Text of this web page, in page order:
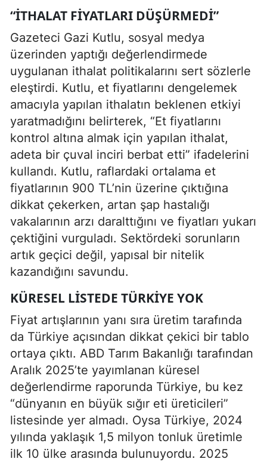
“İTHALAT FIYATLARI DÜŞÜRMEDI”
Gazeteci Gazi Kutlu, sosyal medya
üzerinden yaptığı değerlendirmede
uygulanan ithalat politikalarını sert sözlerle
eleştirdi. Kutlu, et fiyatlarını dengelemek
amacıyla yapılan ithalatın beklenen etkiyi
yaratmadığını belirterek, “Et fiyatlarını
kontrol altına almak için yapılan ithalat,
adeta bir çuval inciri berbat etti” ifadelerini
kullandı. Kutlu, raflardaki ortalama et
fiyatlarının 900 TL’nin üzerine çıktığına
dikkat çekerken, artan şap hastalığı
vakalarının arzı daralttığını ve fiyatları yukarı
çektiğini vurguladı. Sektördeki sorunların
artık geçici değil, yapısal bir nitelik
kazandığını savundu.
KÜRESEL LISTEDE TÜRKIYE YOK
Fiyat artışlarının yanı sıra üretim tarafında
da Türkiye açısından dikkat çekici bir tablo
ortaya çıktı. ABD Tarım Bakanlığı tarafından
Aralık 2025’te yayımlanan küresel
değerlendirme raporunda Türkiye, bu kez
“dünyanın en büyük sığır eti üreticileri”
listesinde yer almadı. Oysa Türkiye, 2024
yılında yaklaşık 1,5 milyon tonluk üretimle
ilk 10 ülke arasında bulunuyordu. 2025